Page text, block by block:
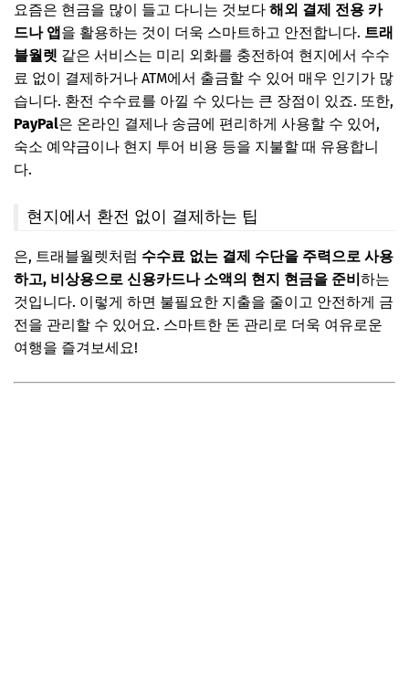
요즘은 현금을 많이 들고 다니는 것보다 해외 결제 전용 카
드나 앱 을 활용하는 것이 더욱 스마트하고 안전합니다. 트래
블월렛 같은 서비스는 미리 외화를 충전하여 현지에서 수수
료 없이 결제하거나 ATM에서 출금할 수 있어 매우 인기가 많
습니다. 환전 수수료를 아낄 수 있다는 큰 장점이 있죠. 또한,
PayPal은 온라인 결제나 송금에 편리하게 사용할 수 있어,
숙소 예약금이나 현지 투어 비용 등을 지불할 때 유용합니
다.
현지에서 환전 없이 결제하는 팁
은, 트래블월렛처럼 수수료 없는 결제 수단을 주력으로 사용
하고, 비상용으로 신용카드나 소액의 현지 현금을 준비 하는
것입니다. 이렇게 하면 불필요한 지출을 줄이고 안전하게 금
전을 관리할 수 있어요. 스마트한 돈 관리로 더욱 여유로운
여행을 즐겨보세요!